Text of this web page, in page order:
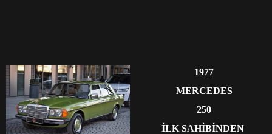
1977
MERCEDES
250
İLK SAHİBİNDEN